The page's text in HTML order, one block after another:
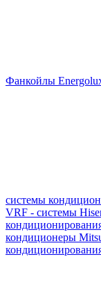
Фанкойлы
системы
VRF - системы
кондиционеры